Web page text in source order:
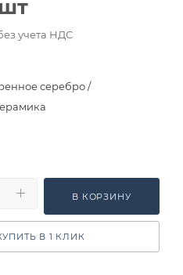
учета НДС
серебро /
В КОРЗИНУ
В 1 КЛИК